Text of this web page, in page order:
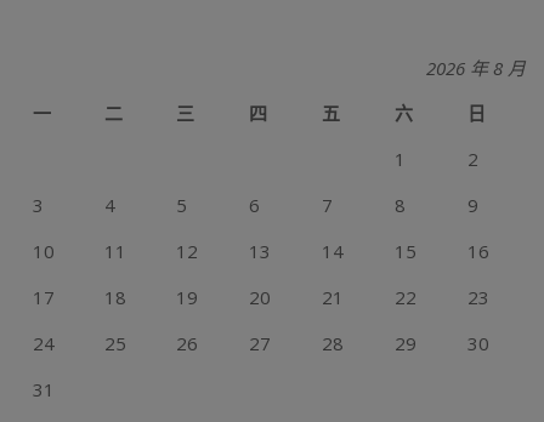
2026 年 8 月
一
二 三 四 五 六
日
1
2
3
4 5 6 7 8
9
10
11 12 13 14 15
16
17
18 19 20 21 22
23
24
25 26 27 28 29
30
31